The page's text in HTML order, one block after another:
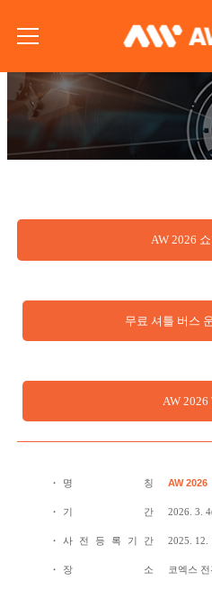
AW 2026
무료 셔틀 버스
AW 2026
명 칭 AW 2026
기 간 2026. 3.
사 전 등 록 기 간 2025. 12.
장 소 코엑스